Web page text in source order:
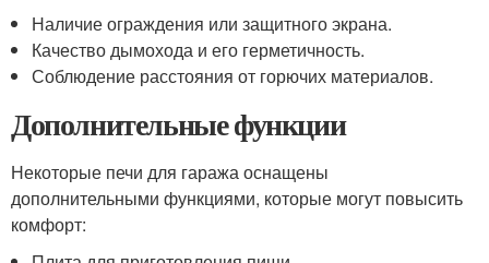
Наличие ограждения или защитного экрана.
Качество дымохода и его герметичность.
Соблюдение расстояния от горючих материалов.
Дополнительные функции
Некоторые печи для гаража оснащены
дополнительными функциями, которые могут повысить
комфорт: